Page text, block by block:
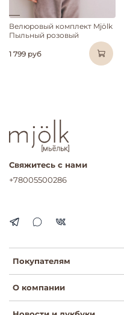
Велюровый комплект Mjölk
Пыльный розовый
1 799 руб
Покупателям
О компании
Свяжитесь с нами
+78005500286